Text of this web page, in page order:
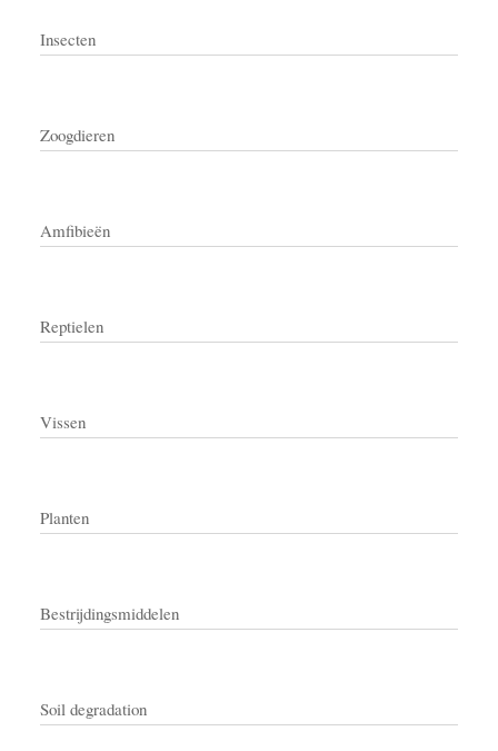
Insecten
Zoogdieren
Amfibieën
Reptielen
Vissen
Planten
Bestrijdingsmiddelen
Soil degradation